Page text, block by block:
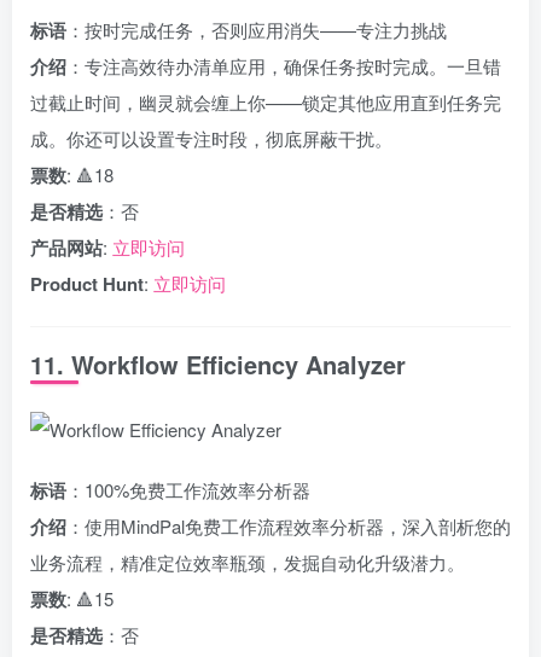
标语 ：按时完成任务，否则应用消失——专注力挑战
介绍 ：专注高效待办清单应用，确保任务按时完成。一旦错
过截止时间，幽灵就会缠上你——锁定其他应用直到任务完
成。你还可以设置专注时段，彻底屏蔽干扰。
票数: 🔺18
是否精选 ：否
产品网站: 立即访问
Product Hunt: 立即访问
11. Workflow Efficiency Analyzer
标语 ：100%免费工作流效率分析器
介绍 ：使用MindPal免费工作流程效率分析器，深入剖析您的
业务流程，精准定位效率瓶颈，发掘自动化升级潜力。
票数: 🔺15
是否精选 ：否